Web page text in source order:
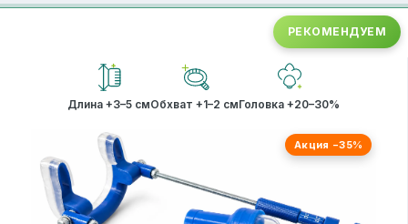
РЕКОМЕНДУЕМ
Длина +3–5 смОбхват +1–2 смГоловка +20–30%
Акция −35%